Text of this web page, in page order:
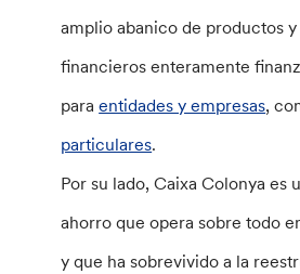
amplio abanico de productos
financieros enteramente
paraentidades y empresas,
particulares.
Por su lado, Caixa Colonya es
ahorro que opera sobre todo
y que ha sobrevivido a la